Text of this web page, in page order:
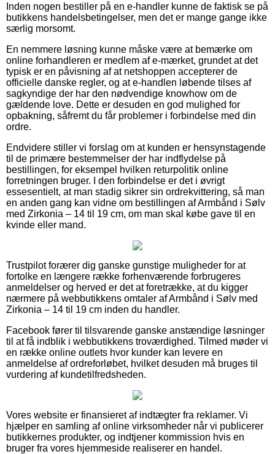
Inden nogen bestiller på en e-handler kunne de faktisk se på
butikkens handelsbetingelser, men det er mange gange ikke
særlig morsomt.
En nemmere løsning kunne måske være at bemærke om
online forhandleren er medlem af e-mærket, grundet at det
typisk er en påvisning af at netshoppen accepterer de
officielle danske regler, og at e-handlen løbende tilses af
sagkyndige der har den nødvendige knowhow om de
gældende love. Dette er desuden en god mulighed for
opbakning, såfremt du får problemer i forbindelse med din
ordre.
Endvidere stiller vi forslag om at kunden er hensynstagende
til de primære bestemmelser der har indflydelse på
bestillingen, for eksempel hvilken returpolitik online
forretningen bruger. I den forbindelse er det i øvrigt
essesentielt, at man stadig sikrer sin ordrekvittering, så man
en anden gang kan vidne om bestillingen af Armbånd i Sølv
med Zirkonia – 14 til 19 cm, om man skal købe gave til en
kvinde eller mand.
Trustpilot forærer dig ganske gunstige muligheder for at
fortolke en længere række forhenværende forbrugeres
anmeldelser og herved er det at foretrække, at du kigger
nærmere på webbutikkens omtaler af Armbånd i Sølv med
Zirkonia – 14 til 19 cm inden du handler.
Facebook fører til tilsvarende ganske anstændige løsninger
til at få indblik i webbutikkens troværdighed. Tilmed møder vi
en række online outlets hvor kunder kan levere en
anmeldelse af ordreforløbet, hvilket desuden må bruges til
vurdering af kundetilfredsheden.
Vores website er finansieret af indtægter fra reklamer. Vi
hjælper en samling af online virksomheder når vi publicerer
butikkernes produkter, og indtjener kommission hvis en
bruger fra vores hjemmeside realiserer en handel.